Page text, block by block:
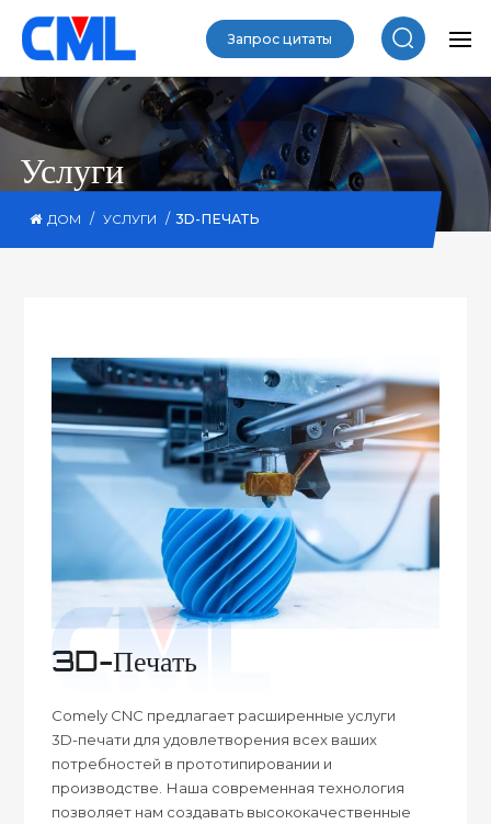
Запрос цитаты
Услуги
ДОМ / УСЛУГИ / 3D-ПЕЧАТЬ
3D-Печать
Comely CNC предлагает расширенные услуги
3D-печати для удовлетворения всех ваших
потребностей в прототипировании и
производстве. Наша современная технология
позволяет нам создавать высококачественные